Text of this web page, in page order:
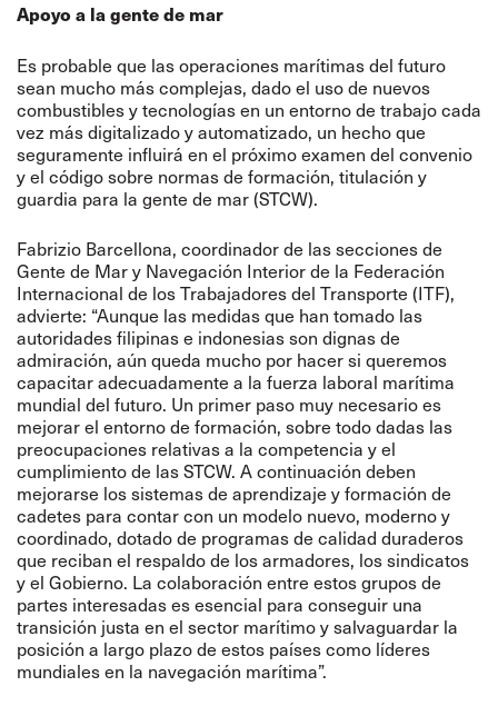
Apoyo a la gente de mar
Es probable que las operaciones marítimas del futuro
sean mucho más complejas, dado el uso de nuevos
combustibles y tecnologías en un entorno de trabajo cada
vez más digitalizado y automatizado, un hecho que
seguramente influirá en el próximo examen del convenio
y el código sobre normas de formación, titulación y
guardia para la gente de mar (STCW).
Fabrizio Barcellona, coordinador de las secciones de
Gente de Mar y Navegación Interior de la Federación
Internacional de los Trabajadores del Transporte (ITF),
advierte: “Aunque las medidas que han tomado las
autoridades filipinas e indonesias son dignas de
admiración, aún queda mucho por hacer si queremos
capacitar adecuadamente a la fuerza laboral marítima
mundial del futuro. Un primer paso muy necesario es
mejorar el entorno de formación, sobre todo dadas las
preocupaciones relativas a la competencia y el
cumplimiento de las STCW. A continuación deben
mejorarse los sistemas de aprendizaje y formación de
cadetes para contar con un modelo nuevo, moderno y
coordinado, dotado de programas de calidad duraderos
que reciban el respaldo de los armadores, los sindicatos
y el Gobierno. La colaboración entre estos grupos de
partes interesadas es esencial para conseguir una
transición justa en el sector marítimo y salvaguardar la
posición a largo plazo de estos países como líderes
mundiales en la navegación marítima”.